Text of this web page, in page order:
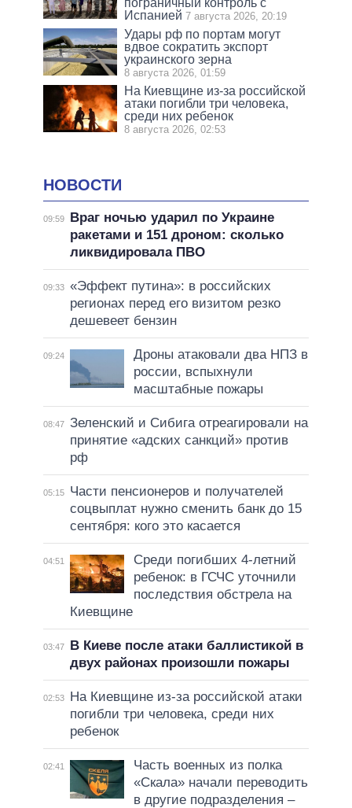
пограничный контроль с
Испанией 7 августа 2026, 20:19
Удары рф по портам могут
вдвое сократить экспорт
украинского зерна
8 августа 2026, 01:59
На Киевщине из-за российской
атаки погибли три человека,
среди них ребенок
8 августа 2026, 02:53
НОВОСТИ
09:59
Враг ночью ударил по Украине
ракетами и 151 дроном: сколько
ликвидировала ПВО
09:33 «Эффект путина»: в российских
регионах перед его визитом резко
дешевеет бензин
09:24
Дроны атаковали два НПЗ в
россии, вспыхнули
масштабные пожары
08:47 Зеленский и Сибига отреагировали на
принятие «адских санкций» против
рф
05:15
Части пенсионеров и получателей
соцвыплат нужно сменить банк до 15
сентября: кого это касается
04:51
Среди погибших 4-летний
ребенок: в ГСЧС уточнили
последствия обстрела на
Киевщине
03:47
В Киеве после атаки баллистикой в
двух районах произошли пожары
02:53
На Киевщине из-за российской атаки
погибли три человека, среди них
ребенок
02:41
Часть военных из полка
«Скала» начали переводить
в другие подразделения –